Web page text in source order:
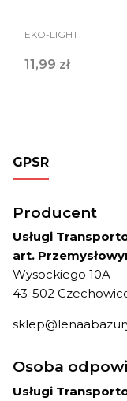
PRODUCENT
EKO-LIGHT
Cena
11,99 zł
GPSR
Producent
Usługi
art.
Wysockiego 10A
43-502
Osoba
Usługi